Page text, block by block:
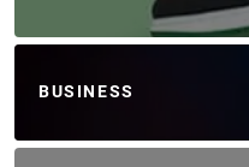
BUSINESS